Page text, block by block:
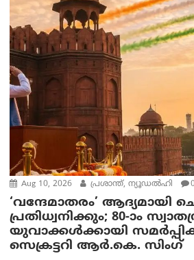
Aug 10, 2026 പ്രശാന്ത്, ന്യൂഡല്‍ഹി
‘വന്ദേമാതരം’ ആദ്യമായി
പ്രതിധ്വനിക്കും; 80-ാം
യുവാക്കൾക്കായി
സെക്രട്ടറി ആർ.കെ. സിംഗ്